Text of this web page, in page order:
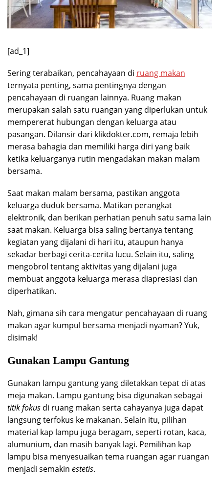
[ad_1]
Sering terabaikan, pencahayaan di ruang makan
ternyata penting, sama pentingnya dengan
pencahayaan di ruangan lainnya. Ruang makan
merupakan salah satu ruangan yang diperlukan untuk
mempererat hubungan dengan keluarga atau
pasangan. Dilansir dari klikdokter.com, remaja lebih
merasa bahagia dan memiliki harga diri yang baik
ketika keluarganya rutin mengadakan makan malam
bersama.
Saat makan malam bersama, pastikan anggota
keluarga duduk bersama. Matikan perangkat
elektronik, dan berikan perhatian penuh satu sama lain
saat makan. Keluarga bisa saling bertanya tentang
kegiatan yang dijalani di hari itu, ataupun hanya
sekadar berbagi cerita-cerita lucu. Selain itu, saling
mengobrol tentang aktivitas yang dijalani juga
membuat anggota keluarga merasa diapresiasi dan
diperhatikan.
Nah, gimana sih cara mengatur pencahayaan di ruang
makan agar kumpul bersama menjadi nyaman? Yuk,
disimak!
Gunakan Lampu Gantung
Gunakan lampu gantung yang diletakkan tepat di atas
meja makan. Lampu gantung bisa digunakan sebagai
titik fokus di ruang makan serta cahayanya juga dapat
langsung terfokus ke makanan. Selain itu, pilihan
material kap lampu juga beragam, seperti rotan, kaca,
alumunium, dan masih banyak lagi. Pemilihan kap
lampu bisa menyesuaikan tema ruangan agar ruangan
menjadi semakin estetis.